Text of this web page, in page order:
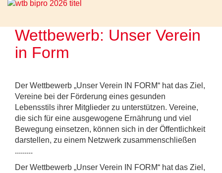
Wettbewerb: Unser Verein
in Form
Der Wettbewerb „Unser Verein IN FORM“ hat das Ziel,
Vereine bei der Förderung eines gesunden
Lebensstils ihrer Mitglieder zu unterstützen. Vereine,
die sich für eine ausgewogene Ernährung und viel
Bewegung einsetzen, können sich in der Öffentlichkeit
darstellen, zu einem Netzwerk zusammenschließen
.........
Der Wettbewerb „Unser Verein IN FORM“ hat das Ziel,